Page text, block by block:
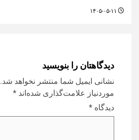
دیدگاهتان را بنویسید
نشانی ایمیل شما منتشر نخواهد شد.
موردنیاز علامت‌گذاری شده‌اند *
دیدگاه *